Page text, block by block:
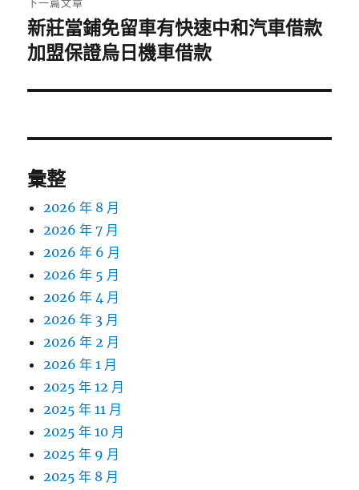
下
一
文
新莊當鋪免留車有快速中和汽車借款
加盟保證烏日機車借款
彙整
2026 年 8 月
2026 年 7 月
2026 年 6 月
2026 年 5 月
2026 年 4 月
2026 年 3 月
2026 年 2 月
2026 年 1 月
2025 年 12 月
2025 年 11 月
2025 年 10 月
2025 年 9 月
2025 年 8 月